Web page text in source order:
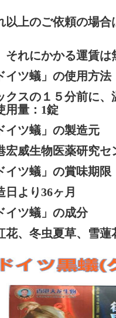
以上のご依頼の場
それにかかる運賃
イツ蟻」の使用方法
クスの１５分前に
用量：1錠
イツ蟻」の製造元
宏威生物医薬研究セ
イツ蟻」の賞味期限
日より36ヶ月
イツ蟻」の成分
花、冬虫夏草、雪